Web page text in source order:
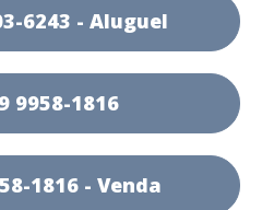
6243 - Aluguel
9958-1816
1816 - Venda